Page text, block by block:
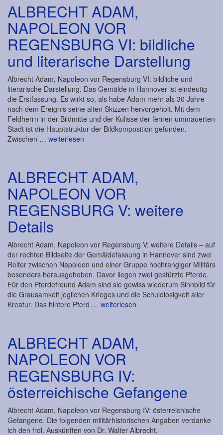
ALBRECHT ADAM,
NAPOLEON VOR
REGENSBURG VI: bildliche
und literarische Darstellung
Albrecht Adam, Napoleon vor Regensburg VI: bildliche und
literarische Darstellung. Das Gemälde in Hannover ist eindeutig
die Erstfassung. Es wirkt so, als habe Adam mehr als 30 Jahre
nach dem Ereignis seine alten Skizzen hervorgeholt. Mit dem
Feldherrn in der Bildmitte und der Kulisse der fernen ummauerten
Stadt ist die Hauptstruktur der Bildkomposition gefunden.
Zwischen … weiterlesen
ALBRECHT ADAM,
NAPOLEON VOR
REGENSBURG V: weitere
Details
Albrecht Adam, Napoleon vor Regensburg V: weitere Details – auf
der rechten Bildseite der Gemäldefassung in Hannover sind zwei
Reiter zwischen Napoleon und einer Gruppe hochrangiger Militärs
besonders herausgehoben. Davor liegen zwei gestürzte Pferde.
Für den Pferdefreund Adam sind sie gewiss wiederum Sinnbild für
die Grausamkeit jeglichen Krieges und die Schuldlosigkeit aller
Kreatur. Das hintere Pferd … weiterlesen
ALBRECHT ADAM,
NAPOLEON VOR
REGENSBURG IV:
österreichische Gefangene
Albrecht Adam, Napoleon vor Regensburg IV: österreichische
Gefangene. Die folgenden militärhistorischen Angaben verdanke
ich den frdl. Auskünften von Dr. Walter Albrecht,